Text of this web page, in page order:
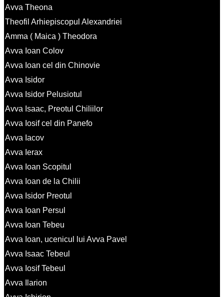
Avva Theona
Theofil Arhiepiscopul Alexandriei
Amma ( Maica ) Theodora
Avva Ioan Colov
Avva Ioan cel din Chinovie
Avva Isidor
Avva Isidor Pelusiotul
Avva Isaac, Preotul Chiliilor
Avva Iosif cel din Panefo
Avva Iacov
Avva Ierax
Avva Ioan Scopitul
Avva Ioan de la Chilii
Avva Isidor Preotul
Avva Ioan Persul
Avva Ioan Tebeu
Avva Ioan, ucenicul lui Avva Pavel
Avva Isaac Tebeul
Avva Iosif Tebeul
Avva Ilarion